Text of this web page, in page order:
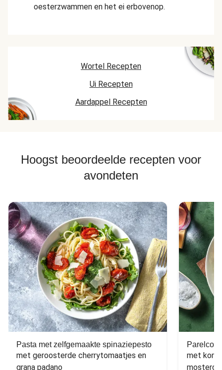
oesterzwammen en het ei erbovenop.
Wortel Recepten
Ui Recepten
Aardappel Recepten
Hoogst beoordeelde recepten voor
avondeten
Pasta met zelfgemaakte spinaziepesto
met geroosterde cherrytomaatjes en
grana padano
met